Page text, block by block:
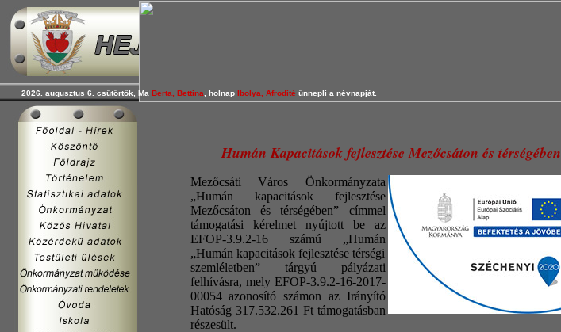
Humán Kapacitások fejlesztése Mezőcsáton és térségében
Mezőcsáti Város Önkormányzata
„Humán kapacitások fejlesztése
Mezőcsáton és térségében” címmel
támogatási kérelmet nyújtott be az
EFOP-3.9.2-16 számú „Humán
„Humán kapacitások fejlesztése térségi
szemléletben” tárgyú pályázati
felhívásra, mely EFOP-3.9.2-16-2017-
00054 azonosító számon az Irányító
Hatóság 317.532.261 Ft támogatásban
részesült.
2026. augusztus 6. csütörtök, Ma Berta, Bettina , holnap Ibolya, Afrodité ünnepli a névnapját.